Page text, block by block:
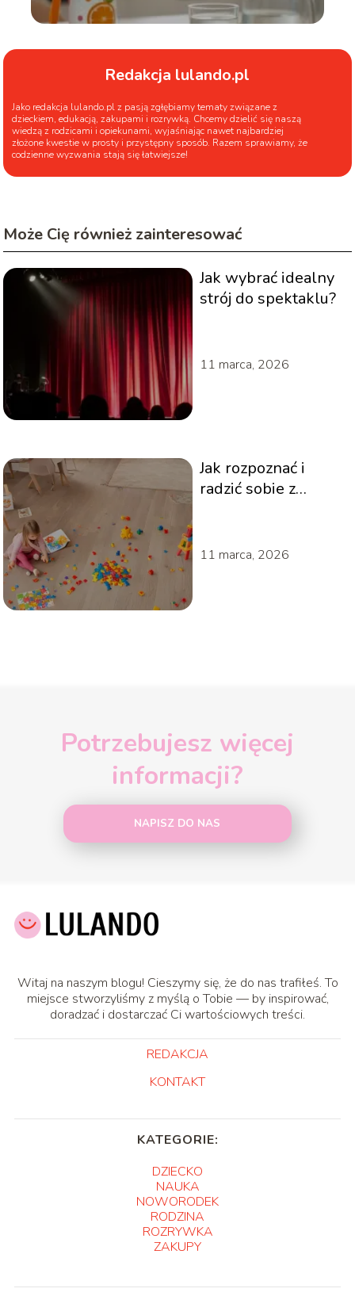
Redakcja lulando.pl
Jako redakcja lulando.pl z pasją zgłębiamy tematy związane z
dzieckiem, edukacją, zakupami i rozrywką. Chcemy dzielić się naszą
wiedzą z rodzicami i opiekunami, wyjaśniając nawet najbardziej
złożone kwestie w prosty i przystępny sposób. Razem sprawiamy, że
codzienne wyzwania stają się łatwiejsze!
Może Cię również zainteresować
Jak wybrać idealny
strój do spektaklu?
11 marca, 2026
Jak rozpoznać i
radzić sobie z
11 marca, 2026
Potrzebujesz więcej
informacji?
NAPISZ DO NAS
Witaj na naszym blogu! Cieszymy się, że do nas trafiłeś. To
miejsce stworzyliśmy z myślą o Tobie — by inspirować,
doradzać i dostarczać Ci wartościowych treści.
REDAKCJA
KONTAKT
KATEGORIE:
DZIECKO
NAUKA
NOWORODEK
RODZINA
ROZRYWKA
ZAKUPY